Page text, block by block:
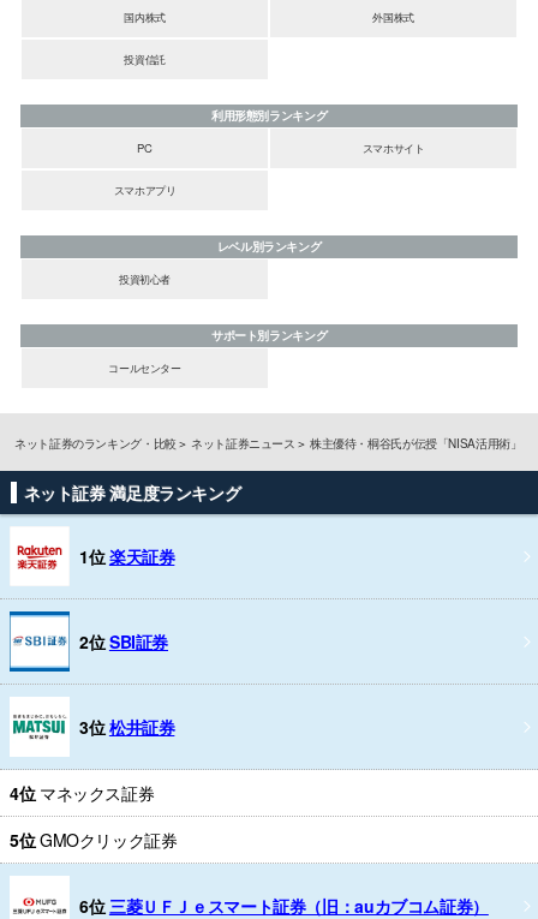
国内株式 外国株式
投資信託
利用形態別ランキング
PC
スマホサイト
スマホアプリ
レベル別ランキング
投資初心者
サポート別ランキング
コールセンター
ネット証券のランキング・比較 ネット証券ニュース 株主優待・桐谷氏が伝授「NISA活用術」
ネット証券 満足度ランキング
1位楽天証券
2位SBI証券
3位松井証券
4位 マネックス証券
5位GMOクリック証券
6位 三菱ＵＦＪｅスマート証券（旧：auカブコム証券）